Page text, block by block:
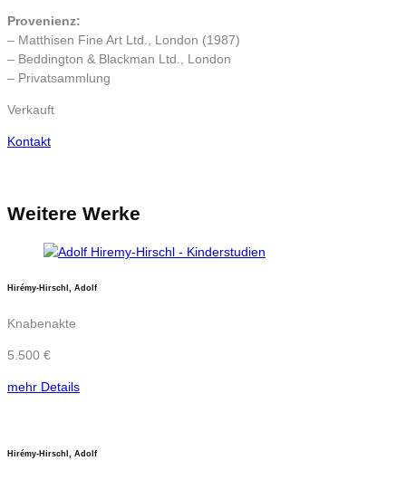
Provenienz:
– Matthisen Fine Art Ltd., London (1987)
– Beddington & Blackman Ltd., London
– Privatsammlung
Verkauft
Kontakt
Weitere Werke
Hirémy-Hirschl, Adolf
Knabenakte
5.500 €
mehr Details
Hirémy-Hirschl, Adolf